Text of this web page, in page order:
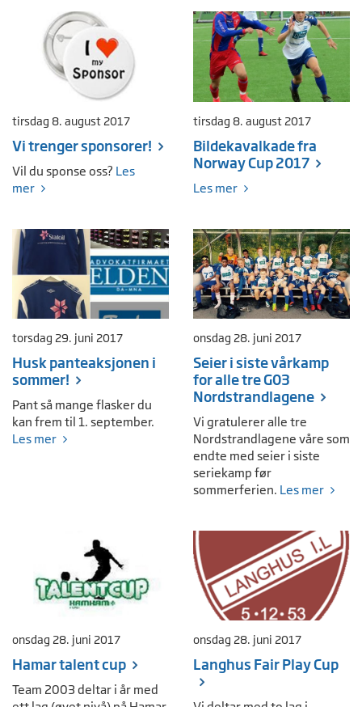
tirsdag 8. august 2017
Vi trenger sponsorer!
Vil du sponse oss? Les
mer
tirsdag 8. august 2017
Bildekavalkade fra
Norway Cup 2017
Les mer
torsdag 29. juni 2017
Husk panteaksjonen i
sommer!
Pant så mange flasker du
kan frem til 1. september.
Les mer
onsdag 28. juni 2017
Seier i siste vårkamp
for alle tre G03
Nordstrandlagene
Vi gratulerer alle tre
Nordstrandlagene våre som
endte med seier i siste
seriekamp før
sommerferien. Les mer
onsdag 28. juni 2017
Hamar talent cup
Team 2003 deltar i år med
onsdag 28. juni 2017
Langhus Fair Play Cup